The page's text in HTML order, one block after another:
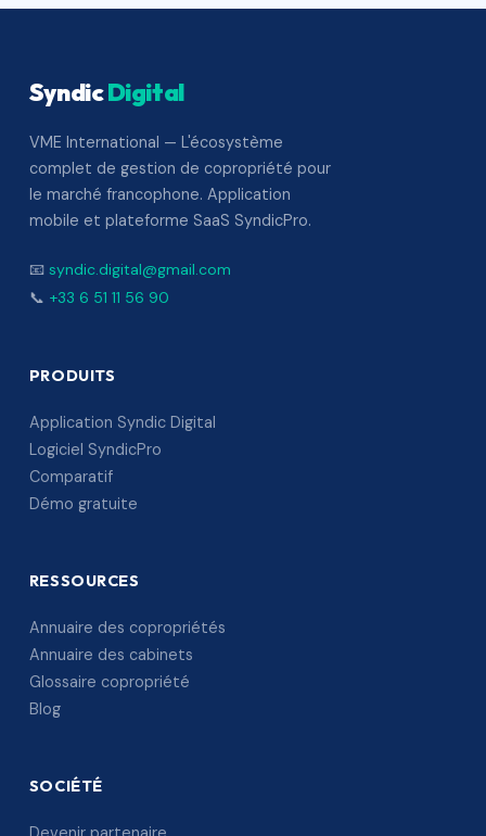
SyndicDigital
VME International — L'écosystème
complet de gestion de copropriété pour
le marché francophone. Application
mobile et plateforme SaaS SyndicPro.
📧 syndic.digital@gmail.com
📞 +33 6 51 11 56 90
PRODUITS
Application Syndic Digital
Logiciel SyndicPro
Comparatif
Démo gratuite
RESSOURCES
Annuaire des copropriétés
Annuaire des cabinets
Glossaire copropriété
Blog
SOCIÉTÉ